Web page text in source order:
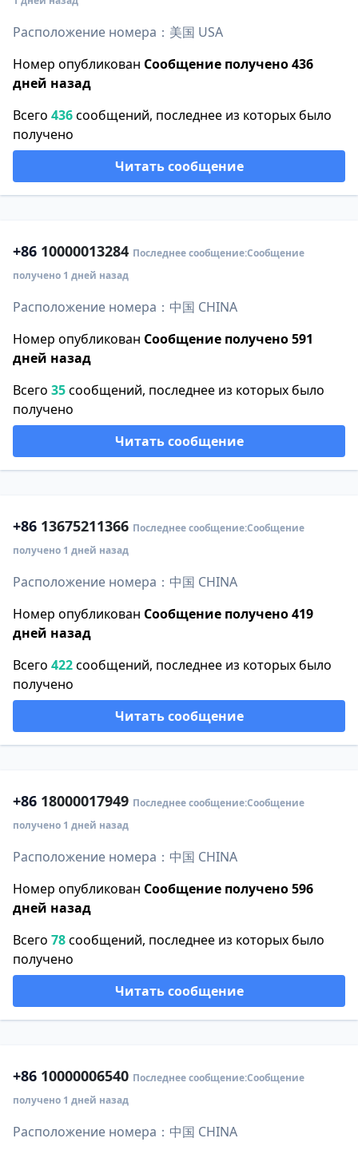
Расположение номера：美国 USA
Номер опубликован Сообщение получено 436
дней назад
Всего 436сообщений, последнее из которых было
получено
Читать сообщение
+86 10000013284 Последнее сообщение:Сообщение
получено 1 дней назад
Расположение номера：中国 CHINA
Номер опубликован Сообщение получено 591
дней назад
Всего 35сообщений, последнее из которых было
получено
Читать сообщение
+86 13675211366 Последнее сообщение:Сообщение
получено 1 дней назад
Расположение номера：中国 CHINA
Номер опубликован Сообщение получено 419
дней назад
Всего 422сообщений, последнее из которых было
получено
Читать сообщение
+86 18000017949 Последнее сообщение:Сообщение
получено 1 дней назад
Расположение номера：中国 CHINA
Номер опубликован Сообщение получено 596
дней назад
Всего 78сообщений, последнее из которых было
получено
Читать сообщение
+86 10000006540 Последнее сообщение:Сообщение
получено 1 дней назад
Расположение номера：中国 CHINA